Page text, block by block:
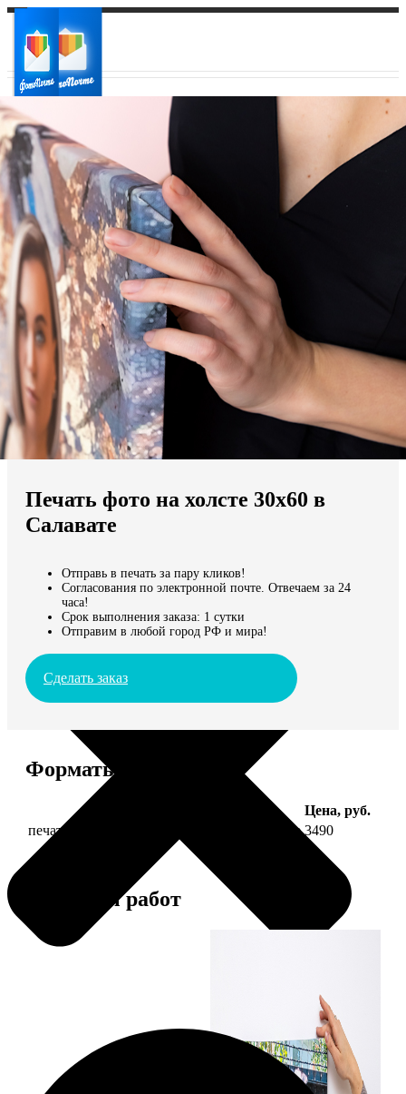
Ваш город:
Ваш регион доставки
Выберите из списка:
Мы доставляем по всему миру
Продолжить без города
Печать фото на холсте 30х60 в
Салавате
Отправь в печать за пару кликов!
Согласования по электронной почте. Отвечаем за 24
часа!
Срок выполнения заказа: 1 сутки
Отправим в любой город РФ и мира!
Сделать заказ
Форматы и цены
Цена, руб.
печать фото на холсте 30х60 на подрамнике 3490
Примеры работ